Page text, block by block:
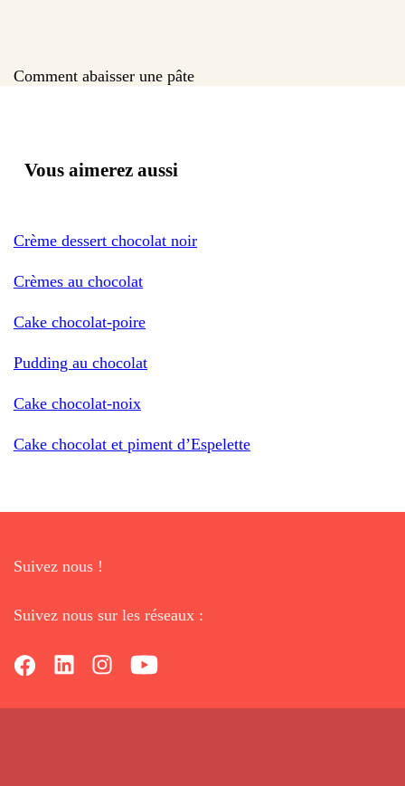
Comment abaisser une pâte
Vous aimerez aussi
Crème dessert chocolat noir
Crèmes au chocolat
Cake chocolat-poire
Pudding au chocolat
Cake chocolat-noix
Cake chocolat et piment d’Espelette
Suivez nous !
Suivez nous sur les réseaux :